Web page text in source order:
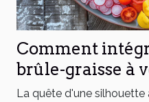
Comment
brûle-graisse à
quotidien
La quête d'une silhouette